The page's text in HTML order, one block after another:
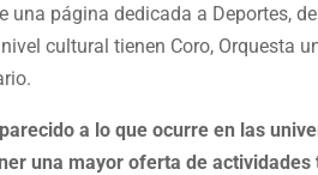
página dedicada a Deportes,
cultural tienen Coro, Orquesta
a lo que ocurre en las
una mayor oferta de actividades